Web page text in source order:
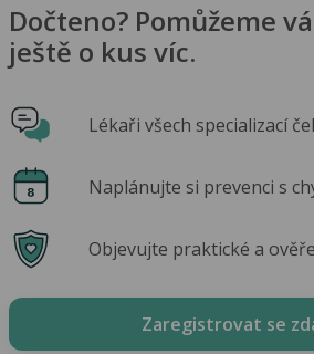
Dočteno? Pomůžeme
ještě o kus víc.
Lékaři všech specializací
Naplánujte si prevenci s
Objevujte praktické a
Zaregistrovat se